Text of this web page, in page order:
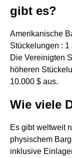
gibt es?
Amerikanische
Stückelungen : 1
Die Vereinigten
höheren
10.000 $ aus.
Wie viele
Es gibt weltweit
physischem
inklusive